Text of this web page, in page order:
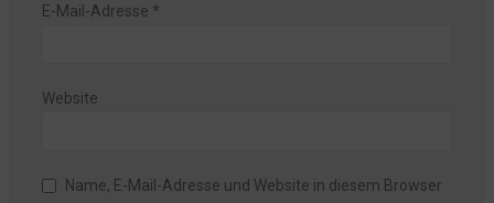
E-Mail-Adresse *
Website
Name, E-Mail-Adresse und Website in diesem Browser